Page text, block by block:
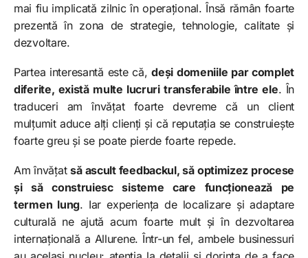
mai fiu implicată zilnic în operațional. Însă rămân foarte
prezentă în zona de strategie, tehnologie, calitate și
dezvoltare.
Partea interesantă este că,deși domeniile par complet
diferite, există multe lucruri transferabile între ele. În
traduceri am învățat foarte devreme că un client
mulțumit aduce alți clienți și că reputația se construiește
foarte greu și se poate pierde foarte repede.
Am învățatsă ascult feedbackul, să optimizez procese
și să construiesc sisteme care funcționează pe
termen lung. Iar experiența de localizare și adaptare
culturală ne ajută acum foarte mult și în dezvoltarea
internațională a Allurene. Într-un fel, ambele businessuri